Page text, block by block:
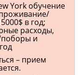
York обучение
в год;
расходы,
поборы и
– прием